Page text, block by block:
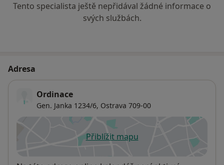
Tento specialista ještě nepřidával žádné informace o
svých službách.
Adresa
Ordinace
Gen. Janka 1234/6, Ostrava 709-00
Přiblížit mapuse otevře v nové záložce